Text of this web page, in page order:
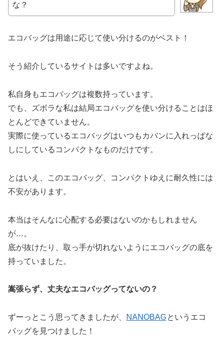
な？
エコバッグは用途に応じて使い分けるのがベスト！
そう紹介しているサイトは多いですよね。
私自身もエコバッグは複数持っています。
でも、ズボラな私は結局エコバッグを使い分けることはほ
とんどできていません。
実際に使っているエコバッグはいつもカバンに入れっぱな
しにしているコンパクトなものだけです。
とはいえ、このエコバッグ、コンパクトゆえに耐久性には
不安があります。
本当はそんなに心配する必要はないのかもしれません
が…。
底が抜けたり、取っ手が切れないようにエコバッグの底を
持っていました。
嵩張らず、丈夫なエコバッグってないの？
ずーっとこう思ってきましたが、 NANOBAGというエコ
バッグを見つけました！